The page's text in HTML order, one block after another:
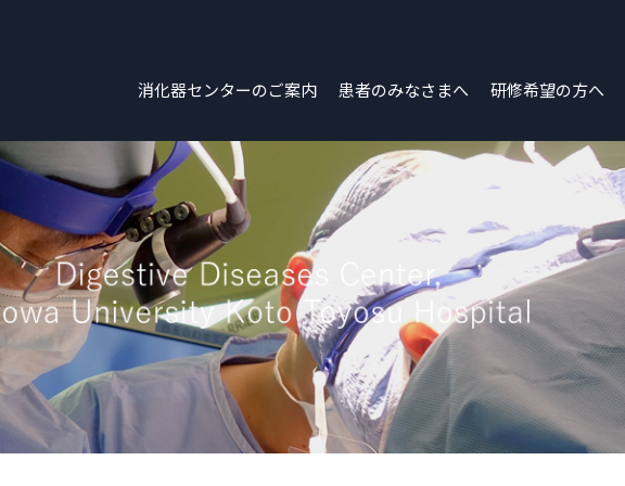
消化器センターのご案内 患者のみなさまへ 研修希望の方へ